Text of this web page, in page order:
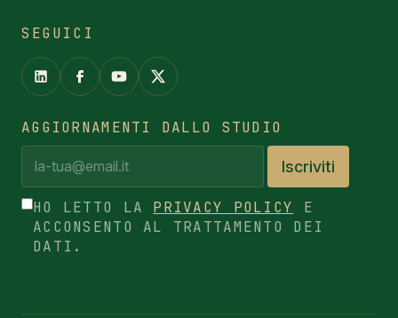
SEGUICI
AGGIORNAMENTI DALLO STUDIO
Iscriviti
HO LETTO LA PRIVACY POLICY
E
ACCONSENTO AL TRATTAMENTO DEI
DATI.